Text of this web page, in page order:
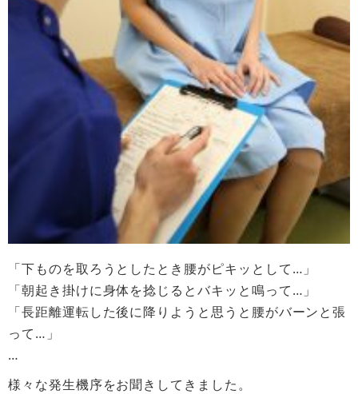
「下ものを取ろうとしたとき腰がピキッとして…」
「朝起き掛けに身体を捻じるとバキッと鳴って…」
「長距離運転した後に降りようと思うと腰がバーンと張
って…」
…
様々な発生機序をお聞きしてきました。